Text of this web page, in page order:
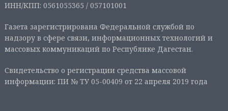
ИНН/КПП: 0561055365 / 057101001
Газета зарегистрирована Федеральной службой по
надзору в сфере связи, информационных технологий и
массовых коммуникаций по Республике Дагестан.
Свидетельство о регистрации средства массовой
информации: ПИ № ТУ 05-00409 от 22 апреля 2019 года